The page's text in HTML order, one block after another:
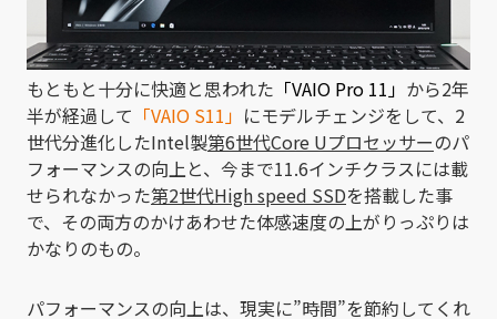
もともと十分に快適と思われた 「VAIO Pro 11」 から2年
半が経過して 「VAIO S11」 にモデルチェンジをして、2
世代分進化したIntel製第6世代Core Uプロセッサーのパ
フォーマンスの向上と、今まで11.6インチクラスには載
せられなかった第2世代High speed SSDを搭載した事
で、その両方のかけあわせた体感速度の上がりっぷりは
かなりのもの。
パフォーマンスの向上は、現実に”時間”を節約してくれ